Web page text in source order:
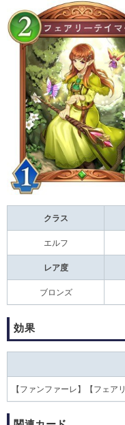
クラス
エルフ
レア度
ブロンズ
効果
【ファンファーレ】【フェア